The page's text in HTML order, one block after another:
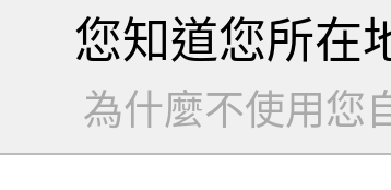
您知道您所在
為什麼不使用您